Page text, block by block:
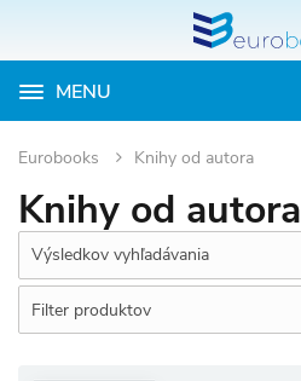
MENU
Eurobooks Knihy od autora
Knihy od autora
Výsledkov vyhľadávania
Filter produktov